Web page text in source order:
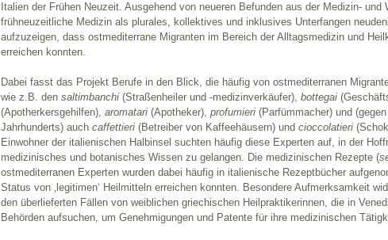
Italien der Frühen Neuzeit. Ausgehend von neueren Befunden aus der Medizin-
frühneuzeitliche Medizin als plurales, kollektives und inklusives Unterfangen
aufzuzeigen, dass ostmediterrane Migranten im Bereich der Alltagsmedizin und
erreichen konnten.
Dabei fasst das Projekt Berufe in den Blick, die häufig von ostmediterranen
wie z.B. den saltimbanchi (Straßenheiler und -medizinverkäufer), bottegai
(Apotherkersgehilfen), aromatari (Apotheker), profumieri (Parfümmacher) und
Jahrhunderts) auch caffettieri (Betreiber von Kaffeehäusern) und cioccolatieri
Einwohner der italienischen Halbinsel suchten häufig diese Experten auf, in der
medizinisches und botanisches Wissen zu gelangen. Die medizinischen Rezepte (
ostmediterranen Experten wurden dabei häufig in italienische Rezeptbücher
Status von ‚legitimen‘ Heilmitteln erreichen konnten. Besondere Aufmerksamkeit
den überlieferten Fällen von weiblichen griechischen Heilpraktikerinnen, die in
Behörden aufsuchen, um Genehmigungen und Patente für ihre medizinischen